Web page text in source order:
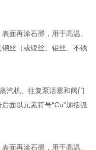
面再涂石墨，用于高温、
丝（或镍丝、铅丝、不锈
汽机、往复泵活塞和阀门
面以元素符号“Cu"加括弧
面再涂石墨，用于高温、